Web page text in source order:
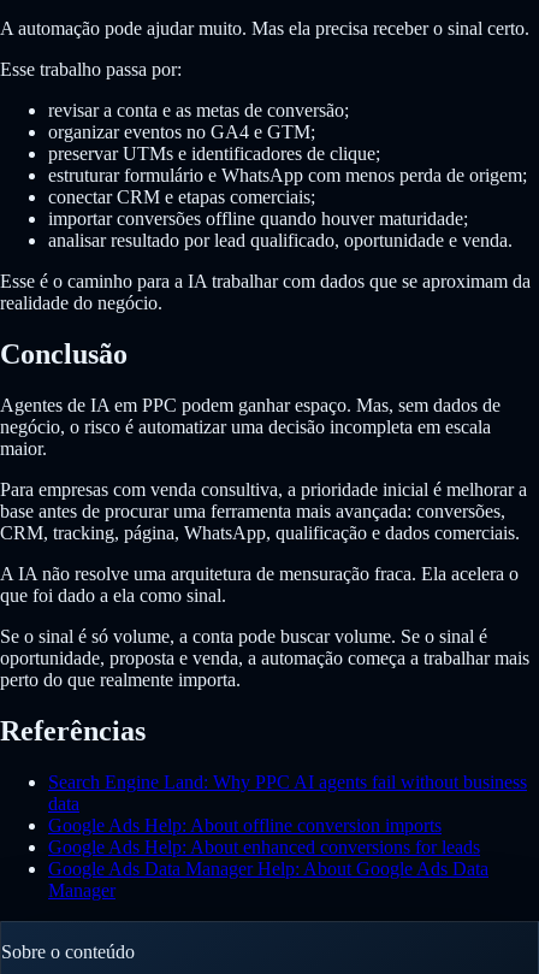
A automação pode ajudar muito. Mas ela precisa receber o sinal certo.
Esse trabalho passa por:
revisar a conta e as metas de conversão;
organizar eventos no GA4 e GTM;
preservar UTMs e identificadores de clique;
estruturar formulário e WhatsApp com menos perda de origem;
conectar CRM e etapas comerciais;
importar conversões offline quando houver maturidade;
analisar resultado por lead qualificado, oportunidade e venda.
Esse é o caminho para a IA trabalhar com dados que se aproximam da
realidade do negócio.
Conclusão
Agentes de IA em PPC podem ganhar espaço. Mas, sem dados de
negócio, o risco é automatizar uma decisão incompleta em escala
maior.
Para empresas com venda consultiva, a prioridade inicial é melhorar a
base antes de procurar uma ferramenta mais avançada: conversões,
CRM, tracking, página, WhatsApp, qualificação e dados comerciais.
A IA não resolve uma arquitetura de mensuração fraca. Ela acelera o
que foi dado a ela como sinal.
Se o sinal é só volume, a conta pode buscar volume. Se o sinal é
oportunidade, proposta e venda, a automação começa a trabalhar mais
perto do que realmente importa.
Referências
Search Engine Land: Why PPC AI agents fail without business
data
Google Ads Help: About offline conversion imports
Google Ads Help: About enhanced conversions for leads
Google Ads Data Manager Help: About Google Ads Data
Manager
Sobre o conteúdo